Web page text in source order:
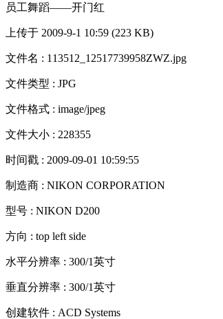
员工舞蹈——开门红
上传于 2009-9-1 10:59 (223 KB)
文件名 : 113512_12517739958ZWZ.jpg
文件类型 : JPG
文件格式 : image/jpeg
文件大小 : 228355
时间戳 : 2009-09-01 10:59:55
制造商 : NIKON CORPORATION
型号 : NIKON D200
方向 : top left side
水平分辨率 : 300/1英寸
垂直分辨率 : 300/1英寸
创建软件 : ACD Systems